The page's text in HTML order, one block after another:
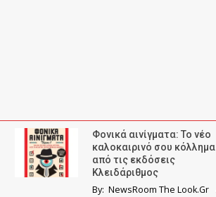
Φονικά αινίγματα: Το νέο
καλοκαιρινό σου κόλλημα
από τις εκδόσεις
Κλειδάριθμος
By: NewsRoom The Look.Gr